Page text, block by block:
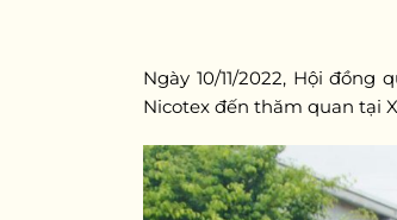
Ngày 10/11/2022, Hội
Nicotex đến thăm quan tại